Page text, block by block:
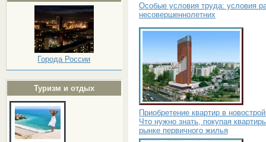
Города России
Туризм и отдых
Особые условия труда: условия
несовершеннолетних
Приобретение квартир в
Что нужно знать, покупая
рынке первичного жилья